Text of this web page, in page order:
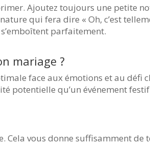
Ajoutez toujours une petite
qui fera dire « Oh, c’est
parfaitement.
mariage ?
face aux émotions et au défi
potentielle qu’un événement
Cela vous donne suffisamment de